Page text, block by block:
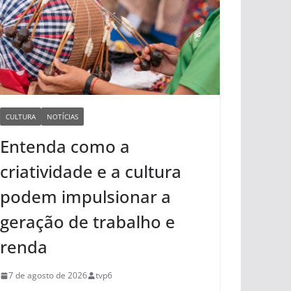
CULTURA NOTÍCIAS
Entenda como a
criatividade e a cultura
podem impulsionar a
geração de trabalho e
renda
7 de agosto de 2026 tvp6